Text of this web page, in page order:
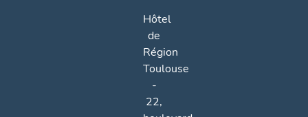
Hôtel
de
Région
Toulouse
-
22,